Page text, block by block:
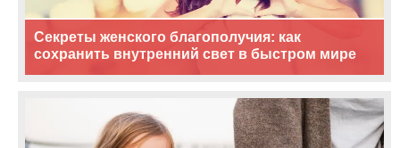
Секреты женского благополучия: как
сохранить внутренний свет в быстром мире